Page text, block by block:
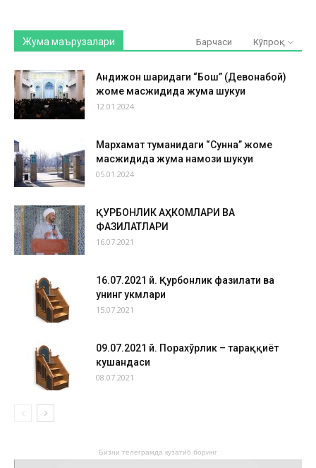
Жума маърузалари Барчаси Кўпроқ
Андижон шаҳридаги “Бош” (Девонабой)
жоме масжидида жума шукуҳи
12.01.2024
Мархамат туманидаги “Сунна” жоме
масжидида жума намози шукуҳи
05.01.2024
ҚУРБОНЛИК АҲКОМЛАРИ ВА
ФАЗИЛАТЛАРИ
16.07.2021
16.07.2021 й. Қурбонлик фазилати ва
унинг ҳукмлари
15.07.2021
09.07.2021 й. Порахўрлик – тараққиёт
кушандаси
08.07.2021
Бизни телеграмда кузатиб боринг